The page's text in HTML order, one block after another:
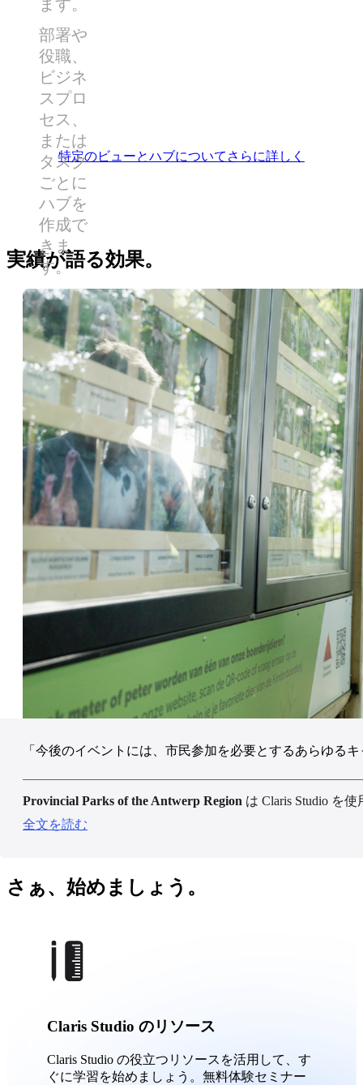
ます。
部署や
役職、
ビジネ
スプロ
セス、
または
タスク
ごとに
ハブを
作成で
きま
す。
特定のビューとハブについてさらに詳しく
実績が語る効果。
Provincial Parks of the Antwerp Region は Claris Studio を
全文を読む
「今後のイベントには、市民参加を必要とするあらゆる
さぁ、始めましょう。
Claris Studio のリソース
Claris Studio の役立つリソースを活用して、す
ぐに学習を始めましょう。無料体験セミナー